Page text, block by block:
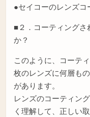
●セイコーのレンズ
■２．コーティング
か？
このように、コーテ
枚のレンズに何層も
があります。
レンズのコーティン
く理解して、正しい